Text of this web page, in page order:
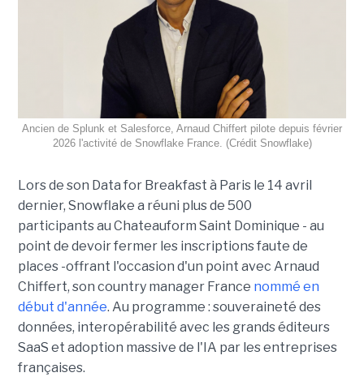
Ancien de Splunk et Salesforce, Arnaud Chiffert pilote depuis février
2026 l'activité de Snowflake France. (Crédit Snowflake)
Lors de son Data for Breakfast à Paris le 14 avril
dernier, Snowflake a réuni plus de 500
participants au Chateauform Saint Dominique - au
point de devoir fermer les inscriptions faute de
places -offrant l'occasion d'un point avec Arnaud
Chiffert, son country manager France nommé en
début d'année. Au programme : souveraineté des
données, interopérabilité avec les grands éditeurs
SaaS et adoption massive de l'IA par les entreprises
françaises.